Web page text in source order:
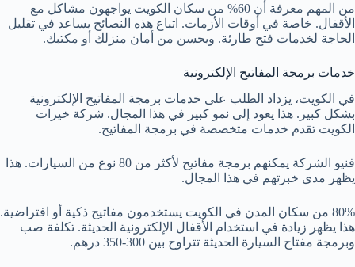
من المهم معرفة أن 60% من سكان الكويت يواجهون مشاكل مع
الأقفال. خاصة في أوقات الأزمات. اتباع هذه النصائح يساعد في تقليل
الحاجة لخدمات فتح طارئة. ويحسن من أمان منزلك أو مكتبك.
خدمات برمجة المفاتيح الإلكترونية
في الكويت، يزداد الطلب على خدمات برمجة المفاتيح الإلكترونية
بشكل كبير. هذا يعود إلى نمو كبير في هذا المجال. شركة خيرات
الكويت تقدم خدمات متخصصة في برمجة المفاتيح.
فنيو الشركة يمكنهم برمجة مفاتيح لأكثر من 80 نوع من السيارات. هذا
يظهر مدى خبرتهم في هذا المجال.
80% من سكان المدن في الكويت يستخدمون مفاتيح ذكية أو افتراضية.
هذا يظهر زيادة في استخدام الأقفال الإلكترونية الحديثة. تكلفة صب
وبرمجة مفتاح السيارة الحديثة تتراوح بين 300-350 درهم.